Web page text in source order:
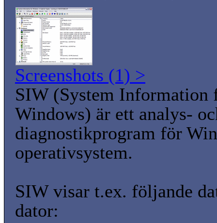
Screenshots (1) >
SIW (System Information
Windows) är ett analys-
diagnostikprogram för
operativsystem.
SIW visar t.ex. följande
dator: